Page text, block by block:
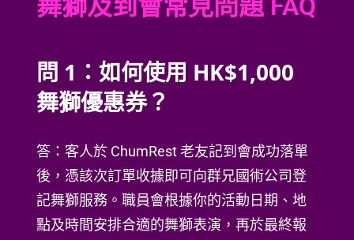
舞獅及到會常見問題 FAQ
問 1：如何使用 HK$1,000
舞獅優惠券？
答：客人於 ChumRest 老友記到會成功落單
後，憑該次訂單收據即可向群兄國術公司登
記舞獅服務。職員會根據你的活動日期、地
點及時間安排合適的舞獅表演，再於最終報